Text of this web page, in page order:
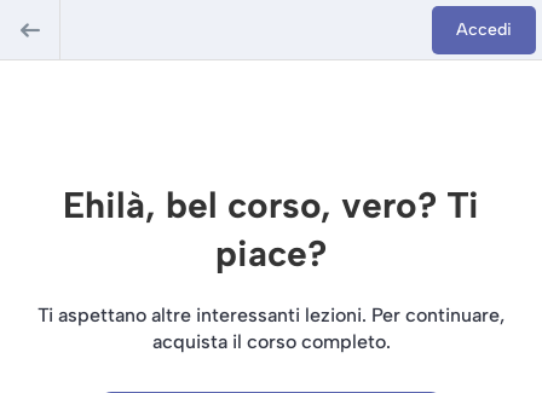
Accedi
Ehilà, bel corso, vero? Ti
piace?
Ti aspettano altre interessanti lezioni. Per continuare,
acquista il corso completo.